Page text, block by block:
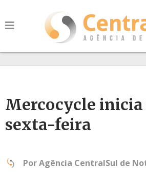
Mercocycle inicia
sexta-feira
PorAgência CentralSul de